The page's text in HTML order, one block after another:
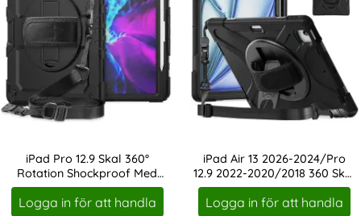
iPad Pro 12.9 Skal 360°
Rotation Shockproof Med
Rem Svart
Art. nr 215749
Logga in för att handla
iPad Air 13 2026-2024/Pro
12.9 2022-2020/2018 360 Skal
Kickstand
Art. nr 231185
Logga in för att handla